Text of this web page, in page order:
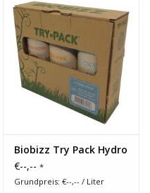
Biobizz Try Pack Hydro
€--,-- *
Grundpreis: €--,-- / Liter